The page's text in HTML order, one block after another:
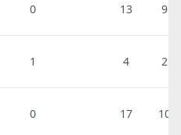
0 13 9
1 4 2
0 17 10